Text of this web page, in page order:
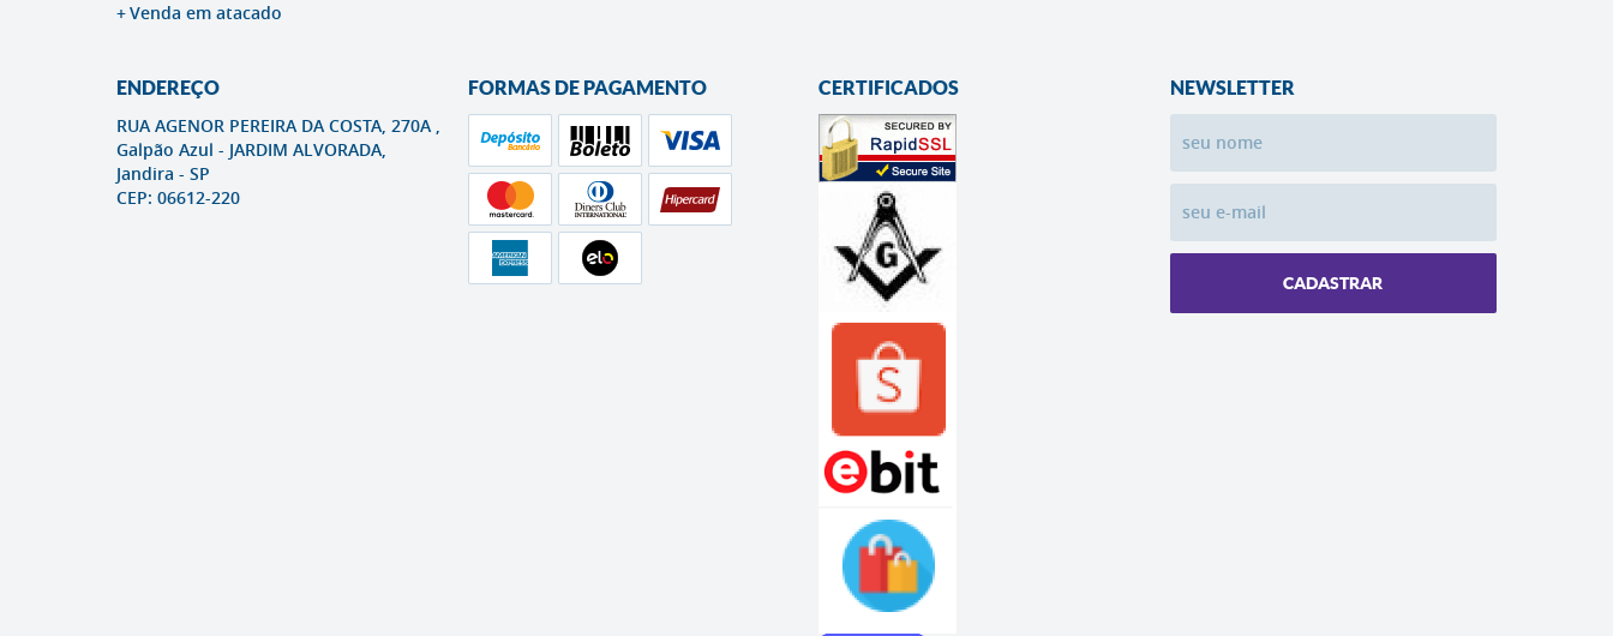
Venda em atacado
ENDEREÇO
RUA AGENOR PEREIRA DA COSTA, 270A ,
Galpão Azul - JARDIM ALVORADA,
Jandira - SP
CEP: 06612-220
FORMAS DE PAGAMENTO CERTIFICADOS NEWSLETTER
CADASTRAR